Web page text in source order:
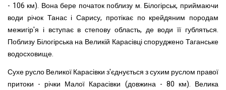
- 106 км). Вона бере початок поблизу м. Білогірськ, приймаючи
води річок Танас і Сарису, протікає по крейдяним породам
межигір'я і вступає в степову область, де води її губляться.
Поблизу Білогірська на Великій Карасівці споруджено Таганське
водосховище.
Сухе русло Великої Карасівки з'єднується з сухим руслом правої
притоки - річки Малої Карасівки (довжина - 80 км). Велика